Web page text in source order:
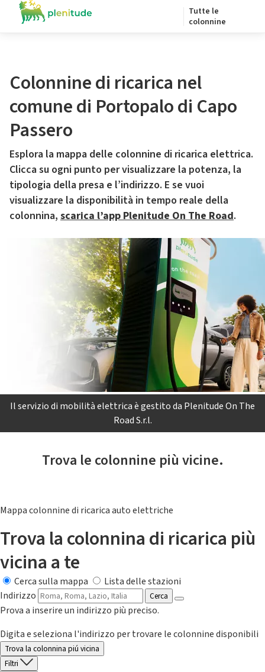
Tutte le
colonnine
Colonnine di ricarica nel
comune di Portopalo di Capo
Passero
Esplora la mappa delle colonnine di ricarica elettrica.
Clicca su ogni punto per visualizzare la potenza, la
tipologia della presa e l’indirizzo. E se vuoi
visualizzare la disponibilità in tempo reale della
colonnina, scarica l’app Plenitude On The Road.
Il servizio di mobilità elettrica è gestito da Plenitude On The
Road S.r.l.
Trova le colonnine più vicine.
Mappa colonnine di ricarica auto elettriche
Trova la colonnina di ricarica più
vicina a te
Cerca sulla mappa
Lista delle stazioni
Indirizzo
Cerca
Prova a inserire un indirizzo più preciso.
Digita e seleziona l'indirizzo per trovare le colonnine disponibili
Trova la colonnina piú vicina
Filtri